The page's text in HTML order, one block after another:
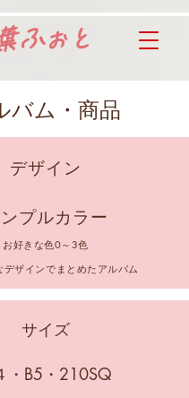
ふぉと
バム・商品
​デザイン
プルカラー
お好きな色0～3色
デザインでまとめたアルバム
サイズ
・B5・210SQ